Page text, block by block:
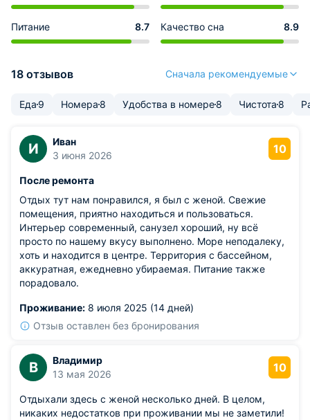
Питание 8.7 Качество сна 8.9
18 отзывов Сначала рекомендуемые
Еда 9 Номера 8 Удобства в номере8 Чистота 8
И
Иван
3 июня 2026
10
После ремонта
Отдых тут нам понравился, я был с женой. Свежие
помещения, приятно находиться и пользоваться.
Интерьер современный, санузел хороший, ну всё
просто по нашему вкусу выполнено. Море неподалеку,
хоть и находится в центре. Территория с бассейном,
аккуратная, ежедневно убираемая. Питание также
порадовало.
Проживание: 8 июля 2025 (14 дней)
Отзыв оставлен без бронирования
В
Владимир
13 мая 2026
10
Отдыхали здесь с женой несколько дней. В целом,
никаких недостатков при проживании мы не заметили!